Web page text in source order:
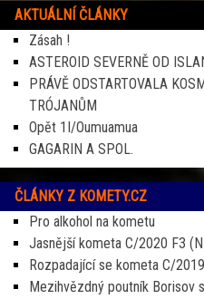
AKTUÁLNÍ ČLÁNKY
Zásah !
ASTEROID SEVERNĚ OD
PRÁVĚ ODSTARTOVALA
TRÓJANŮM
Opět 1I/Oumuamua
GAGARIN A SPOL.
ČLÁNKY Z KOMETY.CZ
Pro alkohol na kometu
Jasnější kometa C/2020 F3
Rozpadající se kometa C/
Mezihvězdný poutník Borisov